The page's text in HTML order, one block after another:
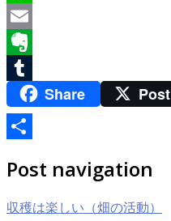
Line
Email
Evernote
TumblrShare Post
有
Post navigation
収穫は楽しい（畑の活動）